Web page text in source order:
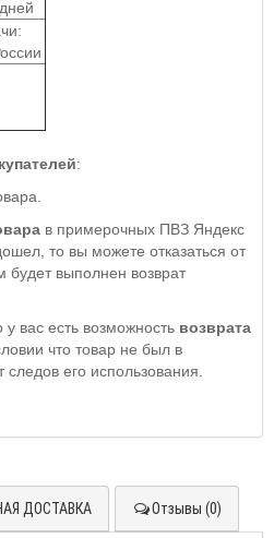
:
в примерочных ПВЗ Яндекс
то вы можете отказаться от
будет выполнен возврат
вас есть возможность возврата
что товар не был в
его использования.
ДОСТАВКА Отзывы (0)